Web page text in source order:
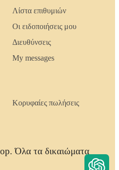
Λίστα επιθυμιών
Οι ειδοποιήσεις μου
Διευθύνσεις
My messages
Κορυφαίες πωλήσεις
Όλα τα δικαιώματα